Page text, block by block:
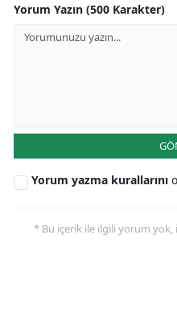
Yorum Yazın (500 Karakter)
Yorum yazma kurallarını
* Bu içerik ile ilgili yorum yok,